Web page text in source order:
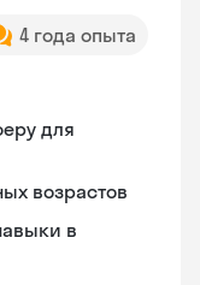
4 года опыта
для
возрастов
в